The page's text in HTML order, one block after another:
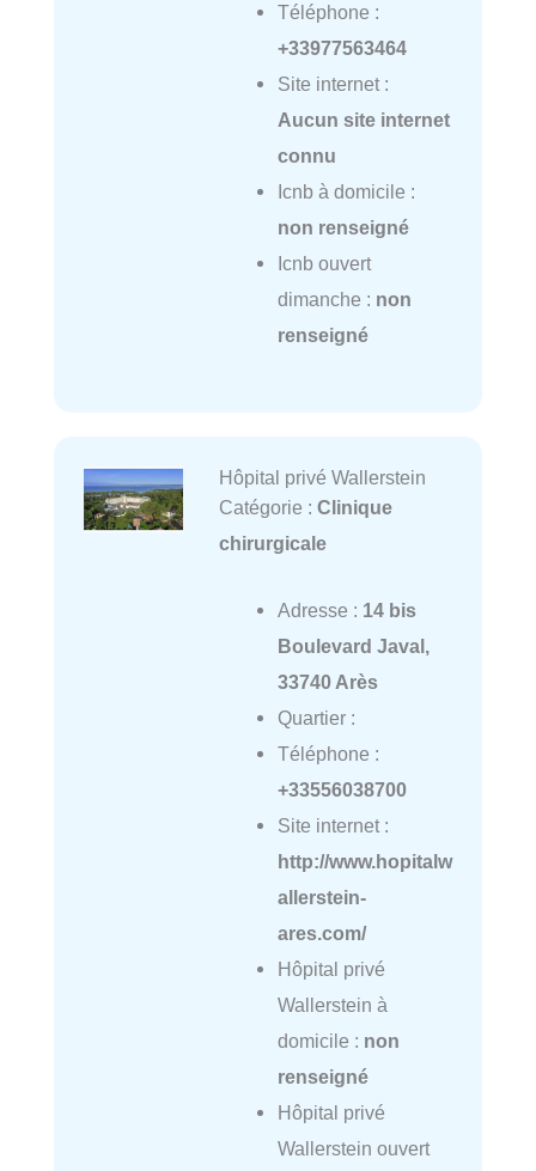
Téléphone :
+33977563464
Site internet :
Aucun site internet
connu
Icnb à domicile :
non renseigné
Icnb ouvert
dimanche : non
renseigné
Hôpital privé Wallerstein
Catégorie : Clinique
chirurgicale
Adresse : 14 bis
Boulevard Javal,
33740 Arès
Quartier :
Téléphone :
+33556038700
Site internet :
http://www.hopitalw
allerstein-
ares.com/
Hôpital privé
Wallerstein à
domicile : non
renseigné
Hôpital privé
Wallerstein ouvert